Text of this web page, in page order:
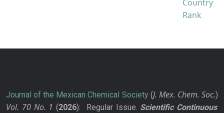
Journal of the Mexican Chemical Society(J. Mex. Chem. Soc.)
Vol. 70 No. 1 (2026): Regular Issue. Scientific Continuous